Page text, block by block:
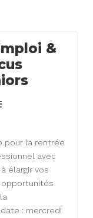
&
pour la rentrée
avec
élargir vos
: mercredi